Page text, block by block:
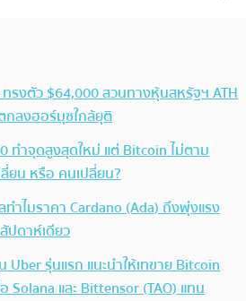
รงตัว $64,000 สวนทางหุ้นสหรัฐฯ ATH
ลงฮอร์มุซใกล้ยุติ
ทำจุดสูงสุดใหม่ แต่ Bitcoin ไม่ตาม
ยน หรือ คนเปลี่ยน?
ทำไมราคา Cardano (Ada) ถึงพุ่งแรง
ปดาห์เดียว
Uber รุ่นแรก แนะนำให้เทขาย Bitcoin
Solana และ Bittensor (TAO) แทน